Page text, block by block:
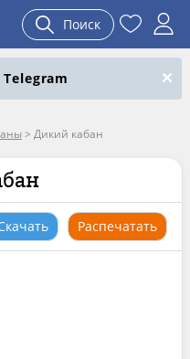
Поиск
Telegram
> Дикий кабан
Распечатать